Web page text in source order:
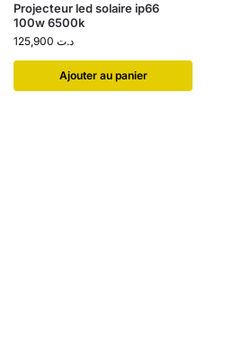
Projecteur led solaire ip66
100w 6500k
د.ت
Ajouter au panier